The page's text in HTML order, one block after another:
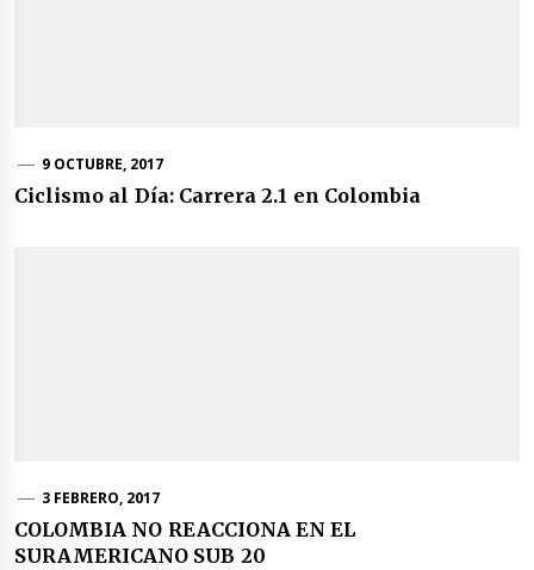
9 OCTUBRE, 2017
Ciclismo al Día: Carrera 2.1 en Colombia
3 FEBRERO, 2017
COLOMBIA NO REACCIONA EN EL
SURAMERICANO SUB 20